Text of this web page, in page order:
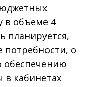
в объеме 4
планируется,
потребности, о
обеспечению
в кабинетах